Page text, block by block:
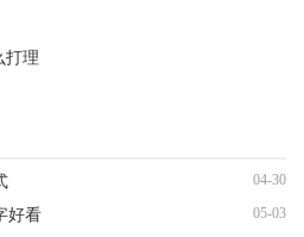
打理
04-30
好看 05-03